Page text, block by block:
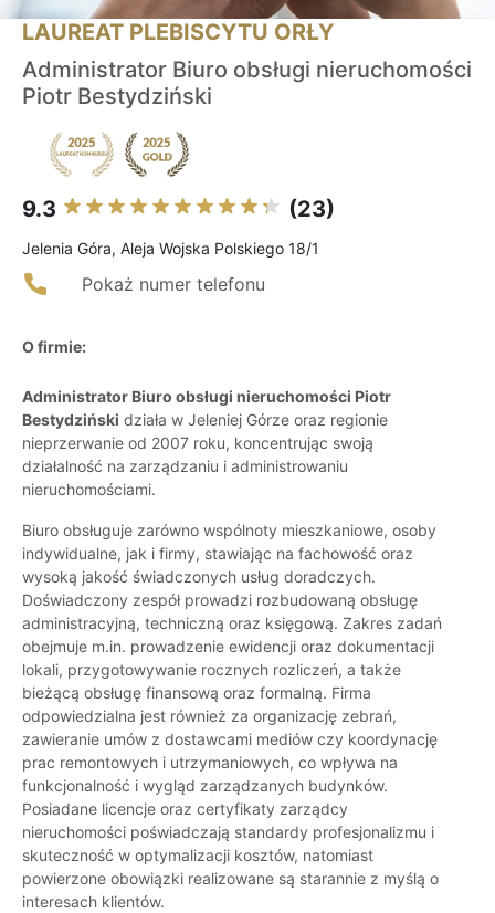
LAUREAT PLEBISCYTU ORŁY
Administrator Biuro obsługi nieruchomości
Piotr Bestydziński
9.3 (23)
Jelenia Góra, Aleja Wojska Polskiego 18/1
Pokaż numer telefonu
O firmie:
Administrator Biuro obsługi nieruchomości Piotr
Bestydziński działa w Jeleniej Górze oraz regionie
nieprzerwanie od 2007 roku, koncentrując swoją
działalność na zarządzaniu i administrowaniu
nieruchomościami.
Biuro obsługuje zarówno wspólnoty mieszkaniowe, osoby
indywidualne, jak i firmy, stawiając na fachowość oraz
wysoką jakość świadczonych usług doradczych.
Doświadczony zespół prowadzi rozbudowaną obsługę
administracyjną, techniczną oraz księgową. Zakres zadań
obejmuje m.in. prowadzenie ewidencji oraz dokumentacji
lokali, przygotowywanie rocznych rozliczeń, a także
bieżącą obsługę finansową oraz formalną. Firma
odpowiedzialna jest również za organizację zebrań,
zawieranie umów z dostawcami mediów czy koordynację
prac remontowych i utrzymaniowych, co wpływa na
funkcjonalność i wygląd zarządzanych budynków.
Posiadane licencje oraz certyfikaty zarządcy
nieruchomości poświadczają standardy profesjonalizmu i
skuteczność w optymalizacji kosztów, natomiast
powierzone obowiązki realizowane są starannie z myślą o
interesach klientów.